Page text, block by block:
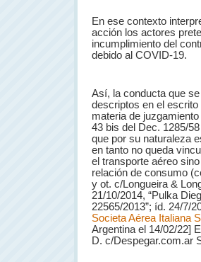
En ese contexto
acción los actores
incumplimiento del
debido al COVID-19.
Así, la conducta que
descriptos en el
materia de juzgamiento
43 bis del Dec. 1285/
que por su naturaleza
en tanto no queda
el transporte aéreo
relación de consumo
y ot. c/Longueira &
21/10/2014, “Pulka
22565/2013”; íd. 24/7/
Societa Aérea Italiana
Argentina el 14/02/22]
D. c/Despegar.com.ar